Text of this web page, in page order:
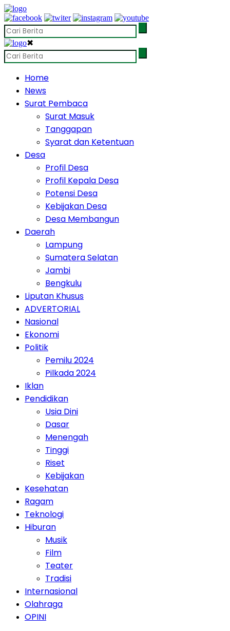
✖
Home
News
Surat Pembaca
Surat Masuk
Tanggapan
Syarat dan Ketentuan
Desa
Profil Desa
Profil Kepala Desa
Potensi Desa
Kebijakan Desa
Desa Membangun
Daerah
Lampung
Sumatera Selatan
Jambi
Bengkulu
Liputan Khusus
ADVERTORIAL
Nasional
Ekonomi
Politik
Pemilu 2024
Pilkada 2024
Iklan
Pendidikan
Usia Dini
Dasar
Menengah
Tinggi
Riset
Kebijakan
Kesehatan
Ragam
Teknologi
Hiburan
Musik
Film
Teater
Tradisi
Internasional
Olahraga
OPINI